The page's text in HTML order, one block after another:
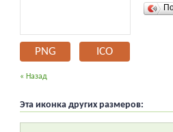
PNG ICO
« Назад
Эта иконка других размеров: